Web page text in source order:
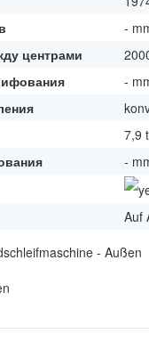
-
центрами
-
7,9 t
-
Auf
- Außen